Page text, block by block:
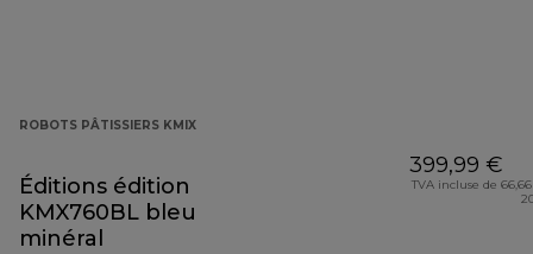
ROBOTS PÂTISSIERS KMIX
Éditions édition
KMX760BL bleu
minéral
399,99 €
TVA incluse de